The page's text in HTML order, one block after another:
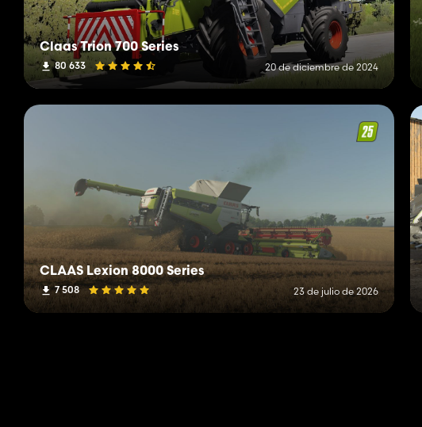
Claas Trion 700 Series
80 633 20 de diciembre de 2024
CLAAS Lexion 8000 Series
7 508 23 de julio de 2026